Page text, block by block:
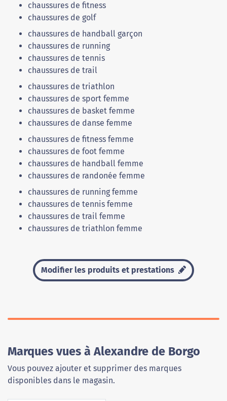
chaussures de fitness
chaussures de golf
chaussures de handball garçon
chaussures de running
chaussures de tennis
chaussures de trail
chaussures de triathlon
chaussures de sport femme
chaussures de basket femme
chaussures de danse femme
chaussures de fitness femme
chaussures de foot femme
chaussures de handball femme
chaussures de randonée femme
chaussures de running femme
chaussures de tennis femme
chaussures de trail femme
chaussures de triathlon femme
Modifier les produits et prestations
Marques vues à Alexandre de Borgo
Vous pouvez ajouter et supprimer des marques
disponibles dans le magasin.